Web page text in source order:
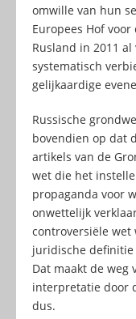
omwille van hun
Europees Hof
Rusland in 2011
systematisch
gelijkaardige
Russische
bovendien op dat
artikels van de
wet die het
propaganda voor
onwettelijk
controversiële wet
juridische definitie
Dat maakt de weg
interpretatie door
dus.